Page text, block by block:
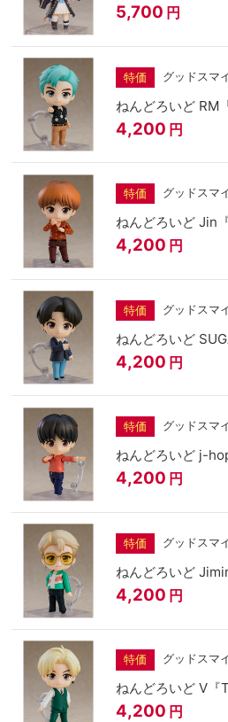
5,700 円
特価 グッドスマ
ねんどろいど RM
4,200 円
特価 グッドスマ
ねんどろいど Jin
4,200 円
特価 グッドスマ
ねんどろいど
4,200 円
特価 グッドスマ
ねんどろいど j-
4,200 円
特価 グッドスマ
ねんどろいど
4,200 円
特価 グッドスマ
ねんどろいど V『
4,200 円